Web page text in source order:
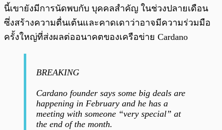
นี้เขายังมีการนัดพบกับ บุคคลสำคัญ ในช่วงปลายเดือน
ซึ่งสร้างความตื่นเต้นและคาดเดาว่าอาจมีความร่วมมือ
ครั้งใหญ่ที่ส่งผลต่ออนาคตของเครือข่าย Cardano
BREAKING
Cardano founder says some big deals are
happening in February and he has a
meeting with someone “very special” at
the end of the month.